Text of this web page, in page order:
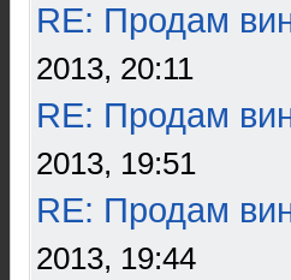
RE: Продам
2013, 20:11
RE: Продам
2013, 19:51
RE: Продам
2013, 19:44